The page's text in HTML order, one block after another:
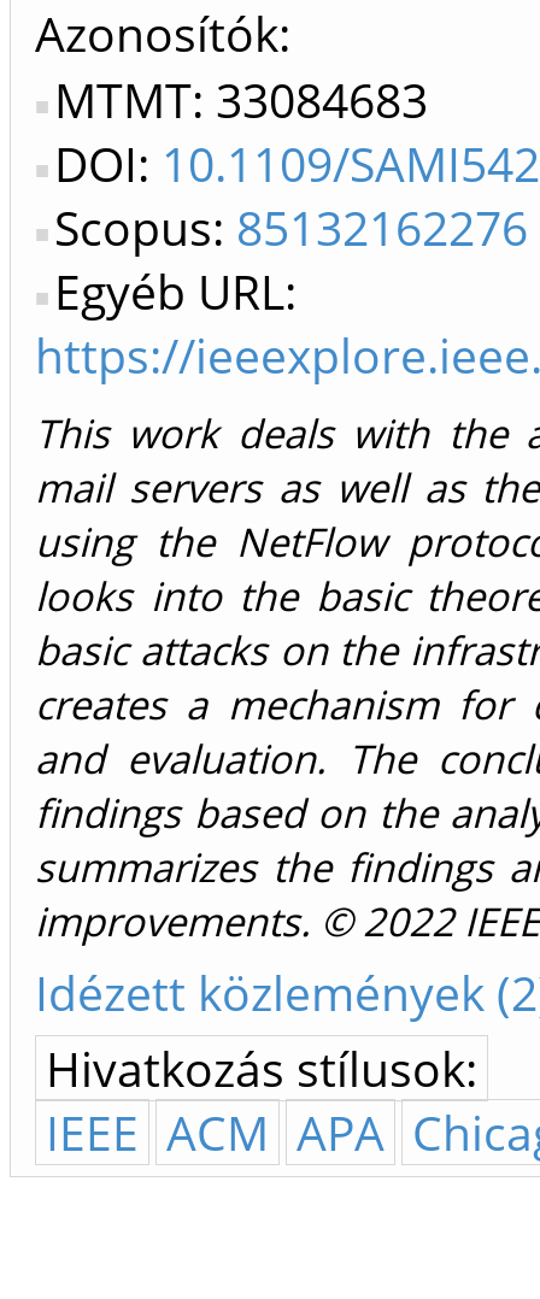
Azonosítók
MTMT: 33084683
DOI: 10.1109/
Scopus: 85132162276
Egyéb URL:
https://
This work deals with the
mail servers as well as
using the NetFlow
looks into the basic
basic attacks on the
creates a mechanism for
and evaluation. The
findings based on the
summarizes the findings
improvements. © 2022
Idézett közlemények
Hivatkozás stílusok:
IEEE ACM APA